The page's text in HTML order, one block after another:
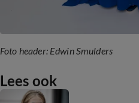
Foto header: Edwin Smulders
Lees ook